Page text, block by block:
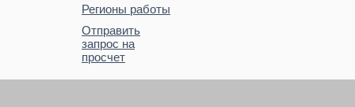
Регионы работы
Отправить
запрос на
просчет